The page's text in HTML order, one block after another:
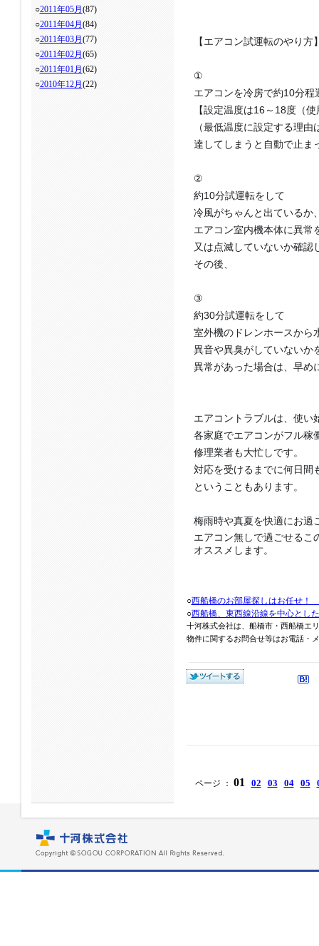
○2011年05月 (87)
○2011年04月 (84)
○2011年03月 (77)
○2011年02月 (65)
○2011年01月 (62)
○2010年12月 (22)
【エアコン試運転のやり方
①
エアコンを冷房で約10分程
【設定温度は16～18度（
（最低温度に設定する理
達してしまう と自動で止ま
②
約10分試運転をして
冷風がちゃんと出ているか
エアコン室内機本体に異常
又は点滅していないか確認
その後、
③
約30分試運転をして
室外機のドレンホースから
異音や異臭がしていないか
異常があった場合は、早め
エアコントラブルは、使い
各家庭でエアコンがフル稼
修理業者も大忙しです。
対応を受けるまでに何日間
ということもあります。
梅雨時や真夏を快適にお過
エアコン無しで過ごせるこ
オススメします。
○西船橋のお部屋探しはお任せ！
○西船橋、東西線沿線を中心とし
十河株式会社は、船橋市・西船橋エ
物件に関するお問合せ等はお電話・
ページ ： 01 02 03 04 05